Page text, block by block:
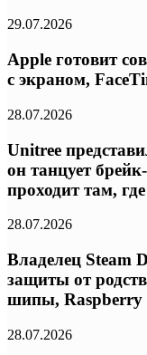
29.07.2026
Apple готовит
с экраном,
28.07.2026
Unitree
он танцует
проходит там,
28.07.2026
Владелец Steam
защиты от
шипы, Raspberry
28.07.2026